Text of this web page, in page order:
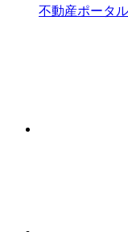
不動産ポータ